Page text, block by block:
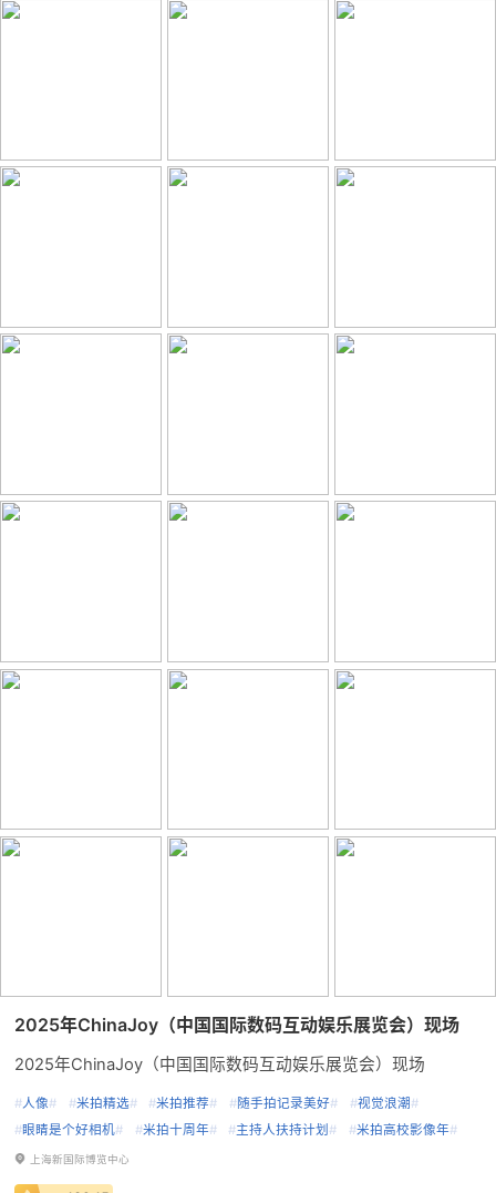
2025年ChinaJoy（中国国际数码互动娱乐展览会）现场
2025年ChinaJoy（中国国际数码互动娱乐展览会）现场
#人像# #米拍精选# #米拍推荐# #随手拍记录美好# #视觉浪潮 #
#眼睛是个好相机# #米拍十周年# #主持人扶持计划 # #米拍高校影像年#
上海新国际博览中心